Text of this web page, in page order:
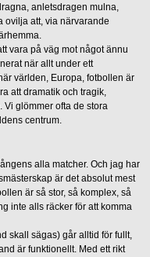
anletsdragen mulna,
ovilja att, via närvarande
vara på väg mot något ännu
när allt under ett
världen, Europa, fotbollen är
att dramatik och tragik,
glömmer ofta de stora
centrum.
alla matcher. Och jag har
är det absolut mest
är så stor, så komplex, så
inte alls räcker för att komma
skall sägas) går alltid för fullt,
är funktionellt. Med ett rikt